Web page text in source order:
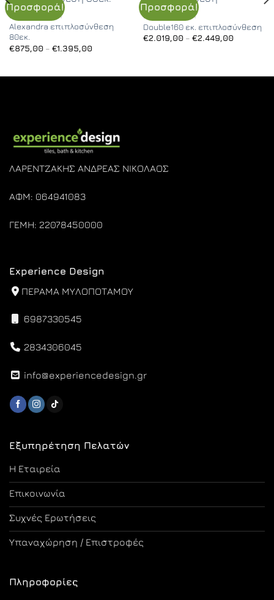
Προσφορά!
ΕΠΙΠΛΟΣΎΝΘΕΣΗ
Alexandra επιπλοσύνθεση
80εκ.
€875,00 – €1.395,00Price
€1.395,00
Προσφορά!
ΕΠΙΠΛΟΣΎΝΘΕΣΗ
Double160 εκ. επιπλοσύνθεση
€2.019,00 – €2.449,00Price
ΛΑΡΕΝΤΖΑΚΗΣ ΑΝΔΡΕΑΣ ΝΙΚΟΛΑΟΣ
ΑΦΜ: 064941083
ΓΕΜΗ: 22078450000
Εξυπηρέτηση Πελατών
Η Εταιρεία
Επικοινωνία
Συχνές Ερωτήσεις
Υπαναχώρηση / Επιστροφές
Πληροφορίες
Experience Design
ΠΕΡΑΜΑ ΜΥΛΟΠΟΤΑΜΟΥ
6987330545
2834306045
info@experiencedesign.gr